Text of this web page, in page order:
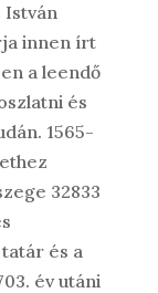
István
innen írt
a leendő
és
1565-
32833
és a
év utáni